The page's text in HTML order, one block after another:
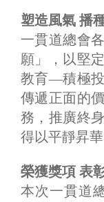
塑造風氣 播
一貫道總會
願」，以堅
教育―積極投
傳遞正面的
務，推廣終
得以平靜昇
榮獲獎項 表
本次一貫道